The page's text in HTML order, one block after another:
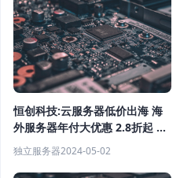
恒创科技:云服务器低价出海 海
外服务器年付大优惠 2.8折起 老
用户续费更便宜
独立服务器2024-05-02